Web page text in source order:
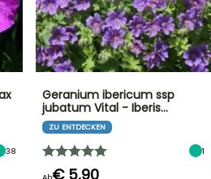
38
Geranium ibericum ssp
jubatum Vital - Iberis…
ZU ENTDECKEN
1
€ 5,90